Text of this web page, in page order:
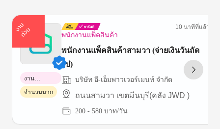
ง
า
น
ด่
ว
น พนักงานแพ็คสินค้า
10 นาทีที่แล้ว
พนักงานแพ็คสินค้าสามวา (จ่ายเงินวันถัด
ไป)
บริษัท อี-เอ็มพาวเวอร์เมนท์ จำกัด
ถนนสามวา เขตมีนบุรี(คลัง JWD )
200 - 580 บาท/วัน
งาน
พาร์ทไทม์
จำนวนมาก